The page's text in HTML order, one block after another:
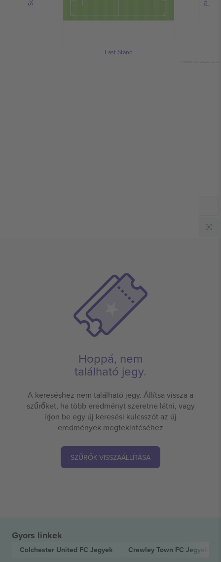
East Stand
Hoppá, nem
található jegy.
A kereséshez nem található jegy. Állítsa vissza a
szűrőket, ha több eredményt szeretne látni, vagy
írjon be egy új keresési kulcsszót az új
eredmények megtekintéséhez
SZŰRŐK VISSZAÁLLÍTÁSA
Gyors linkek
Colchester United FC Jegyek Crawley Town FC Jegyek